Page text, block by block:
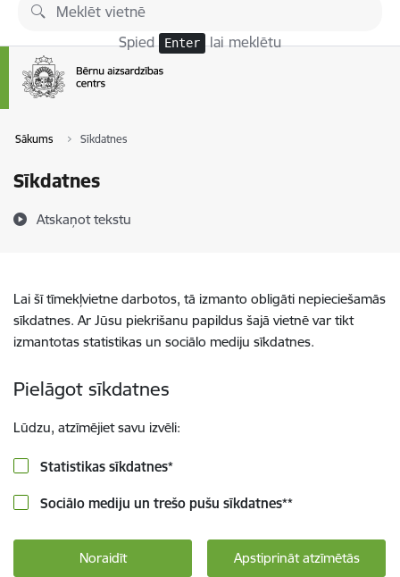
Pāriet uz lapas saturu
Spied Enter lai meklētu
Sākums Sīkdatnes
Sīkdatnes
Atskaņot tekstu
Lai šī tīmekļvietne darbotos, tā izmanto obligāti nepieciešamās
sīkdatnes. Ar Jūsu piekrišanu papildus šajā vietnē var tikt
izmantotas statistikas un sociālo mediju sīkdatnes.
Pielāgot sīkdatnes
Lūdzu, atzīmējiet savu izvēli:
Statistikas sīkdatnes*
Sociālo mediju un trešo pušu sīkdatnes**
Noraidīt Apstiprināt atzīmētās